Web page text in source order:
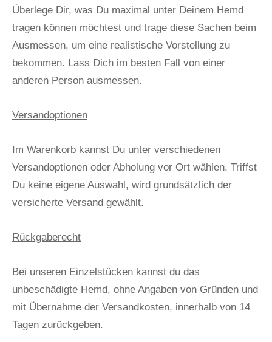
Überlege Dir, was Du maximal unter Deinem Hemd
tragen können möchtest und trage diese Sachen beim
Ausmessen, um eine realistische Vorstellung zu
bekommen. Lass Dich im besten Fall von einer
anderen Person ausmessen.
Versandoptionen
Im Warenkorb kannst Du unter verschiedenen
Versandoptionen oder Abholung vor Ort wählen. Triffst
Du keine eigene Auswahl, wird grundsätzlich der
versicherte Versand gewählt.
Rückgaberecht
Bei unseren Einzelstücken kannst du das
unbeschädigte Hemd, ohne Angaben von Gründen und
mit Übernahme der Versandkosten, innerhalb von 14
Tagen zurückgeben.